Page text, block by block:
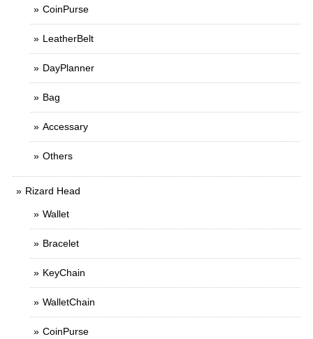
CoinPurse
LeatherBelt
DayPlanner
Bag
Accessary
Others
Rizard Head
Wallet
Bracelet
KeyChain
WalletChain
CoinPurse